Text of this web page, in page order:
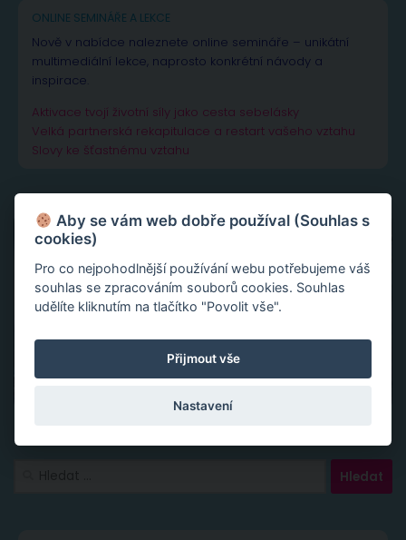
ONLINE SEMINÁŘE A LEKCE
Nově v nabídce naleznete online semináře – unikátní
multimediální lekce, naprosto konkrétní návody a
inspirace.
Aktivace tvojí životní síly jako cesta sebelásky
Velká partnerská rekapitulace a restart vašeho vztahu
Slovy ke šťastnému vztahu
Aby se vám web dobře používal (Souhlas s
cookies)
Pro co nejpohodlnější používání webu potřebujeme váš
souhlas se zpracováním souborů cookies. Souhlas
udělíte kliknutím na tlačítko "Povolit vše".
Přijmout vše
Nastavení